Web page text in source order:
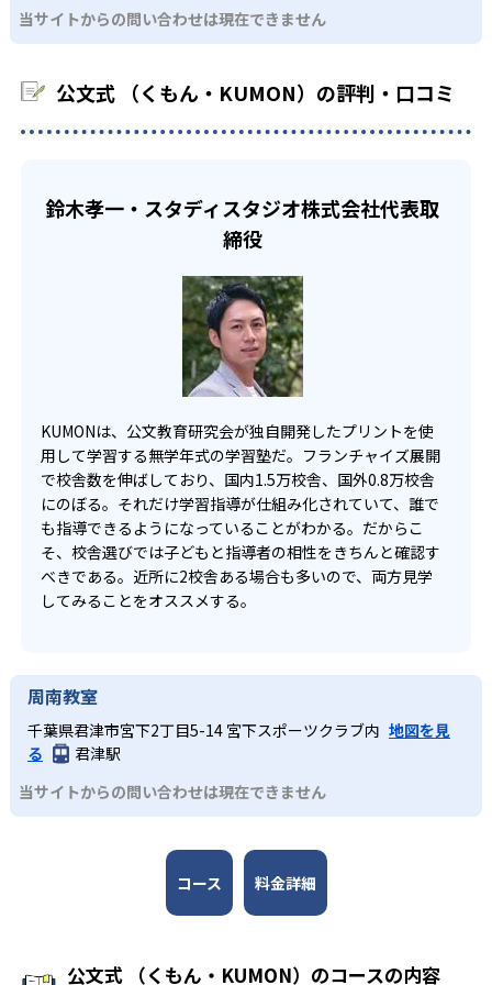
03 フレキシブルな受講スタイル
でも週2回受講できる。そのため、部活や他の習い事で忙し
らのオンライン受講と通室を組み合わせることも可能だ。
少しずつ苦手意識を克服できるだろう。
部活や習い事と両立したい生徒向け
KUMONでは、一人ひとりの学習状況やスケジュールに合わ
宿題の量や進め方に関しては、いつでも気軽に相談可能
だ。
科に限られるため、その他の教科に関しては他塾を検討す
る必要があるだろう。
当サイトからの問い合わせは現在できません
公文式 （くもん・KUMON）の評判・口コミ
鈴木孝一・スタディスタジオ株式会社代表取
締役
KUMONは、公文教育研究会が独自開発したプリントを使
用して学習する無学年式の学習塾だ。フランチャイズ展開
で校舎数を伸ばしており、国内1.5万校舎、国外0.8万校舎
にのぼる。それだけ学習指導が仕組み化されていて、誰で
も指導できるようになっていることがわかる。だからこ
そ、校舎選びでは子どもと指導者の相性をきちんと確認す
べきである。近所に2校舎ある場合も多いので、両方見学
してみることをオススメする。
周南教室
千葉県君津市宮下2丁目5-14 宮下スポーツクラブ内 地図を見
る
君津駅
当サイトからの問い合わせは現在できません
コース 料金詳細
公文式 （くもん・KUMON）のコースの内容